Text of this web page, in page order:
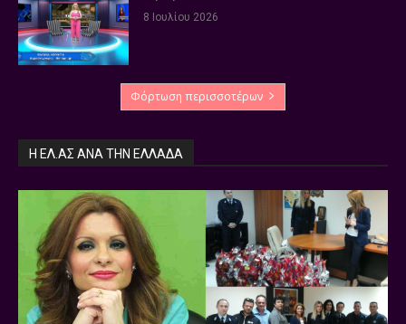
8 Ιουλίου 2026
Φόρτωση περισσοτέρων
Η ΕΛ.ΑΣ ΑΝΆ ΤΗΝ ΕΛΛΆΔΑ